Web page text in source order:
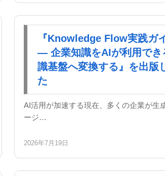
『Knowledge Flow実践ガ
― 企業知識をAIが利用でき
識基盤へ変換する』を出版
た
AI活用が加速する現在、多くの企業が生
ージ…
2026年7月19日